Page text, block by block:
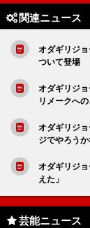
関連ニュース
オダギリジ
ついて登場
オダギリジ
リメークへ
オダギリジ
ジでやろう
オダギリジ
えた」
芸能ニュース